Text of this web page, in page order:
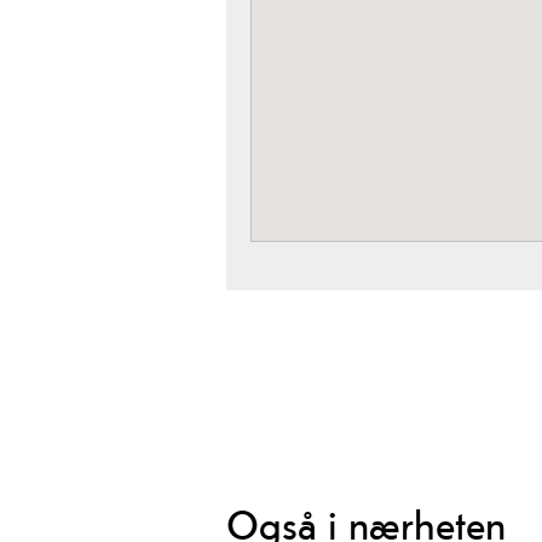
Også i nærheten